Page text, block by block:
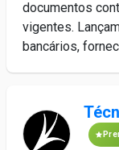
documentos
vigentes.
bancários,